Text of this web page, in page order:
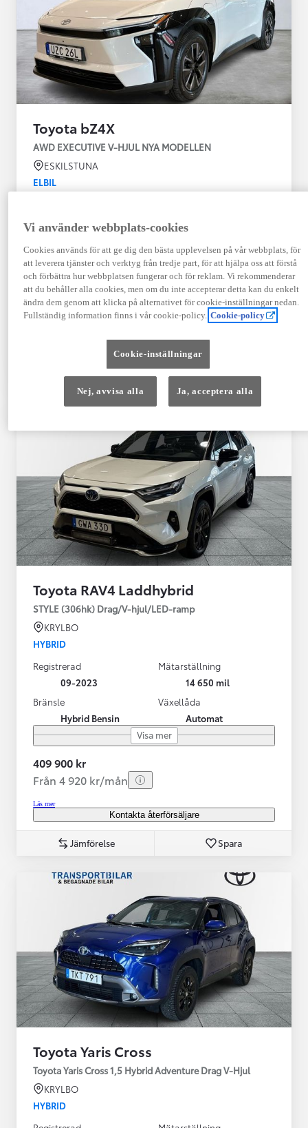
Toyota bZ4X
AWD EXECUTIVE V-HJUL NYA MODELLEN
ESKILSTUNA
ELBIL
12-2025
Elbil
Automat
Visa mer
539 900 kr
Från 6 481 kr/mån
Kontakta återförsäljare
Toyota RAV4 Laddhybrid
STYLE (306hk) Drag/V-hjul/LED-ramp
KRYLBO
HYBRID
Registrerad
09-2023
Mätarställning
14 650 mil
Bränsle
Hybrid Bensin
Växellåda
Automat
Visa mer
409 900 kr
Från 4 920 kr/mån
Läs mer
Kontakta återförsäljare
Jämförelse Spara
Toyota Yaris Cross
Toyota Yaris Cross 1,5 Hybrid Adventure Drag V-Hjul
KRYLBO
HYBRID
Vi använder webbplats-cookies
Cookies används för att ge dig den bästa upplevelsen på vår webbplats, för
att leverera tjänster och verktyg från tredje part, för att hjälpa oss att förstå
och förbättra hur webbplatsen fungerar och för reklam. Vi rekommenderar
att du behåller alla cookies, men om du inte accepterar detta kan du enkelt
ändra dem genom att klicka på alternativet för cookie-inställningar nedan.
Fullständig information finns i vår cookie-policy. Cookie-policy
Cookie-inställningar
Nej, avvisa alla Ja, acceptera alla